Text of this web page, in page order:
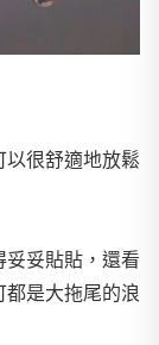
以很舒適地放鬆
妥貼貼，還看
是大拖尾的浪